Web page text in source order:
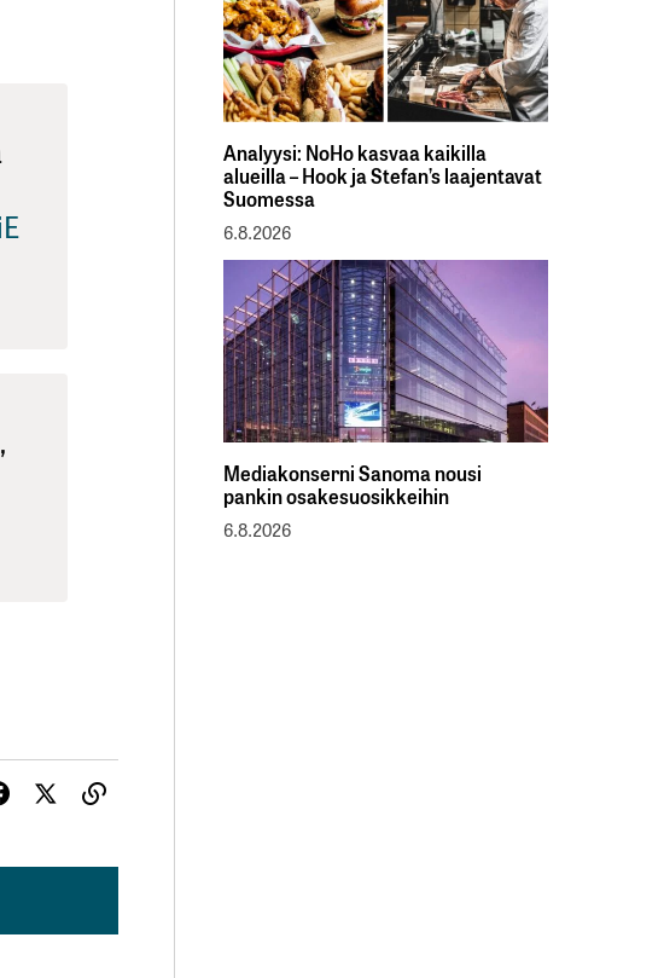
Analyysi: NoHo kasvaa kaikilla
alueilla – Hook ja Stefan’s laajentavat
Suomessa
6.8.2026
Mediakonserni Sanoma nousi
pankin osakesuosikkeihin
6.8.2026